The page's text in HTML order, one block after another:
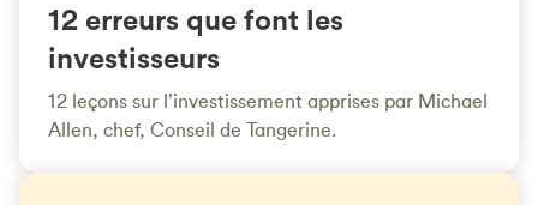
12 erreurs que font les
investisseurs
12 leçons sur l’investissement apprises par Michael
Allen, chef, Conseil de Tangerine.